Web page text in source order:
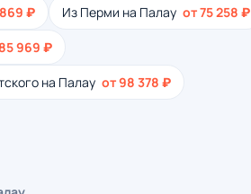
₽ Из Перми на Палау от 75 258 ₽
969 ₽
на Палау от 98 378 ₽